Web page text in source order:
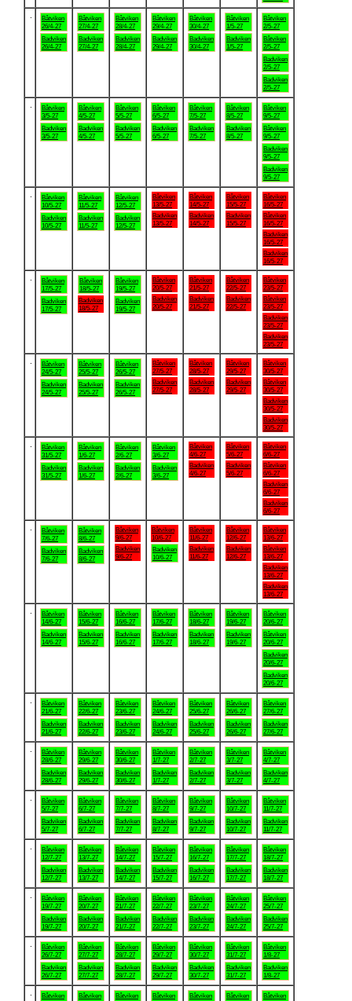
Båtviken
26/4-27
Badviken
26/4-27
Båtviken
27/4-27
Badviken
27/4-27
Båtviken
28/4-27
Badviken
28/4-27
Båtviken
29/4-27
Badviken
29/4-27
Båtviken
30/4-27
Badviken
30/4-27
Båtviken
1/5-27
Badviken
1/5-27
Båtviken
2/5-27
Båtviken
2/5-27
Badviken
2/5-27
Badviken
2/5-27
Båtviken
3/5-27
Badviken
3/5-27
Båtviken
4/5-27
Badviken
4/5-27
Båtviken
5/5-27
Badviken
5/5-27
Båtviken
6/5-27
Badviken
6/5-27
Båtviken
7/5-27
Badviken
7/5-27
Båtviken
8/5-27
Badviken
8/5-27
Båtviken
9/5-27
Båtviken
9/5-27
Badviken
9/5-27
Badviken
9/5-27
Båtviken
10/5-27
Badviken
10/5-27
Båtviken
11/5-27
Badviken
11/5-27
Båtviken
12/5-27
Badviken
12/5-27
Båtviken
13/5-27
Badviken
13/5-27
Båtviken
14/5-27
Badviken
14/5-27
Båtviken
15/5-27
Badviken
15/5-27
Båtviken
16/5-27
Båtviken
16/5-27
Badviken
16/5-27
Badviken
16/5-27
Båtviken
17/5-27
Badviken
17/5-27
Båtviken
18/5-27
Badviken
18/5-27
Båtviken
19/5-27
Badviken
19/5-27
Båtviken
20/5-27
Badviken
20/5-27
Båtviken
21/5-27
Badviken
21/5-27
Båtviken
22/5-27
Badviken
22/5-27
Båtviken
23/5-27
Båtviken
23/5-27
Badviken
23/5-27
Badviken
23/5-27
Båtviken
24/5-27
Badviken
24/5-27
Båtviken
25/5-27
Badviken
25/5-27
Båtviken
26/5-27
Badviken
26/5-27
Båtviken
27/5-27
Badviken
27/5-27
Båtviken
28/5-27
Badviken
28/5-27
Båtviken
29/5-27
Badviken
29/5-27
Båtviken
30/5-27
Båtviken
30/5-27
Badviken
30/5-27
Badviken
30/5-27
Båtviken
31/5-27
Badviken
31/5-27
Båtviken
1/6-27
Badviken
1/6-27
Båtviken
2/6-27
Badviken
2/6-27
Båtviken
3/6-27
Badviken
3/6-27
Båtviken
4/6-27
Badviken
4/6-27
Båtviken
5/6-27
Badviken
5/6-27
Båtviken
6/6-27
Båtviken
6/6-27
Badviken
6/6-27
Badviken
6/6-27
Båtviken
7/6-27
Badviken
7/6-27
Båtviken
8/6-27
Badviken
8/6-27
Båtviken
9/6-27
Badviken
9/6-27
Båtviken
10/6-27
Badviken
10/6-27
Båtviken
11/6-27
Badviken
11/6-27
Båtviken
12/6-27
Badviken
12/6-27
Båtviken
13/6-27
Båtviken
13/6-27
Badviken
13/6-27
Badviken
13/6-27
Båtviken
14/6-27
Badviken
14/6-27
Båtviken
15/6-27
Badviken
15/6-27
Båtviken
16/6-27
Badviken
16/6-27
Båtviken
17/6-27
Badviken
17/6-27
Båtviken
18/6-27
Badviken
18/6-27
Båtviken
19/6-27
Badviken
19/6-27
Båtviken
20/6-27
Båtviken
20/6-27
Badviken
20/6-27
Badviken
20/6-27
Båtviken
21/6-27
Badviken
21/6-27
Båtviken
22/6-27
Badviken
22/6-27
Båtviken
23/6-27
Badviken
23/6-27
Båtviken
24/6-27
Badviken
24/6-27
Båtviken
25/6-27
Badviken
25/6-27
Båtviken
26/6-27
Badviken
26/6-27
Båtviken
27/6-27
Badviken
27/6-27
Båtviken
28/6-27
Badviken
28/6-27
Båtviken
29/6-27
Badviken
29/6-27
Båtviken
30/6-27
Badviken
30/6-27
Båtviken
1/7-27
Badviken
1/7-27
Båtviken
2/7-27
Badviken
2/7-27
Båtviken
3/7-27
Badviken
3/7-27
Båtviken
4/7-27
Badviken
4/7-27
Båtviken
5/7-27
Badviken
5/7-27
Båtviken
6/7-27
Badviken
6/7-27
Båtviken
7/7-27
Badviken
7/7-27
Båtviken
8/7-27
Badviken
8/7-27
Båtviken
9/7-27
Badviken
9/7-27
Båtviken
10/7-27
Badviken
10/7-27
Båtviken
11/7-27
Badviken
11/7-27
Båtviken
12/7-27
Badviken
12/7-27
Båtviken
13/7-27
Badviken
13/7-27
Båtviken
14/7-27
Badviken
14/7-27
Båtviken
15/7-27
Badviken
15/7-27
Båtviken
16/7-27
Badviken
16/7-27
Båtviken
17/7-27
Badviken
17/7-27
Båtviken
18/7-27
Badviken
18/7-27
Båtviken
19/7-27
Badviken
19/7-27
Båtviken
20/7-27
Badviken
20/7-27
Båtviken
21/7-27
Badviken
21/7-27
Båtviken
22/7-27
Badviken
22/7-27
Båtviken
23/7-27
Badviken
23/7-27
Båtviken
24/7-27
Badviken
24/7-27
Båtviken
25/7-27
Badviken
25/7-27
Båtviken
26/7-27
Badviken
26/7-27
Båtviken
27/7-27
Badviken
27/7-27
Båtviken
28/7-27
Badviken
28/7-27
Båtviken
29/7-27
Badviken
29/7-27
Båtviken
30/7-27
Badviken
30/7-27
Båtviken
31/7-27
Badviken
31/7-27
Båtviken
1/8-27
Badviken
1/8-27
Båtviken
Båtviken
Båtviken
Båtviken
Båtviken
Båtviken
Båtviken